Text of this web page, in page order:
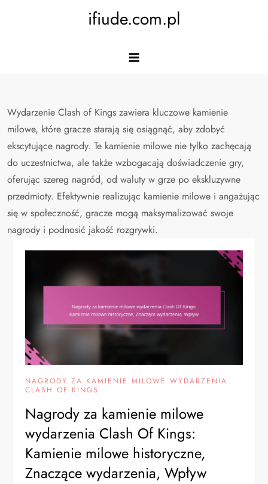
ifiude.com.pl
Wydarzenie Clash of Kings zawiera kluczowe kamienie
milowe, które gracze starają się osiągnąć, aby zdobyć
ekscytujące nagrody. Te kamienie milowe nie tylko zachęcają
do uczestnictwa, ale także wzbogacają doświadczenie gry,
oferując szereg nagród, od waluty w grze po ekskluzywne
przedmioty. Efektywnie realizując kamienie milowe i angażując
się w społeczność, gracze mogą maksymalizować swoje
nagrody i podnosić jakość rozgrywki.
NAGRODY ZA KAMIENIE MILOWE WYDARZENIA
CLASH OF KINGS
Nagrody za kamienie milowe
wydarzenia Clash Of Kings:
Kamienie milowe historyczne,
Znaczące wydarzenia, Wpływ